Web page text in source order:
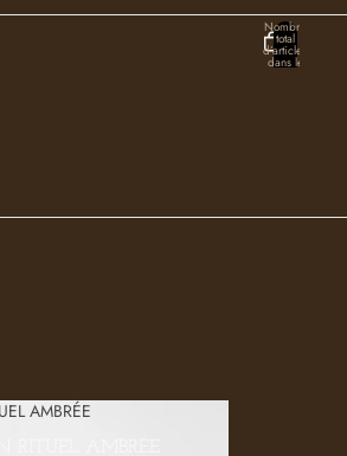
Nombre
total
d’articles
dans le
panier:
AMBRÉE
RITUEL AMBRÉE